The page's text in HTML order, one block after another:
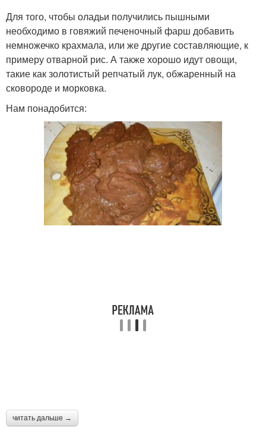
Для того, чтобы оладьи получились пышными
необходимо в говяжий печеночный фарш добавить
немножечко крахмала, или же другие составляющие, к
примеру отварной рис. А также хорошо идут овощи,
такие как золотистый репчатый лук, обжаренный на
сковороде и морковка.
Нам понадобится:
читать дальше →